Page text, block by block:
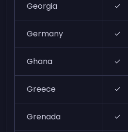
Georgia ✓
Germany ✓
Ghana ✓
Greece ✓
Grenada ✓